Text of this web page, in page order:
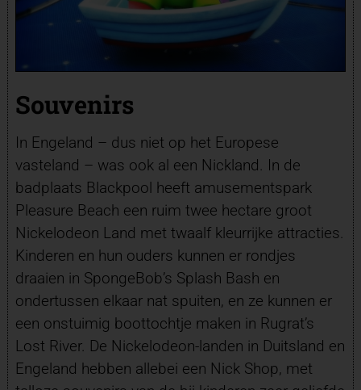
Souvenirs
In Engeland – dus niet op het Europese
vasteland – was ook al een Nickland. In de
badplaats Blackpool heeft amusementspark
Pleasure Beach een ruim twee hectare groot
Nickelodeon Land met twaalf kleurrijke attracties.
Kinderen en hun ouders kunnen er rondjes
draaien in SpongeBob’s Splash Bash en
ondertussen elkaar nat spuiten, en ze kunnen er
een onstuimig boottochtje maken in Rugrat’s
Lost River. De Nickelodeon-landen in Duitsland en
Engeland hebben allebei een Nick Shop, met